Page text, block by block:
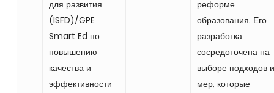
для развития
(ISFD)/GPE
Smart Ed по
повышению
качества и
эффективности
реформе
образования. Его
разработка
сосредоточена на
выборе подходов и
мер, которые